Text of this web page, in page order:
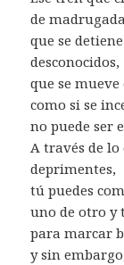
de
que se
desconocidos,
que se
como si se
no puede ser
A través de lo
deprimentes,
tú puedes
uno de otro y
para marcar
y sin